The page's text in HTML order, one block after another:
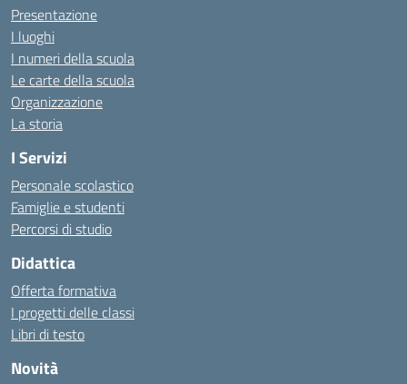
Presentazione
I luoghi
I numeri della scuola
Le carte della scuola
Organizzazione
La storia
I Servizi
Personale scolastico
Famiglie e studenti
Percorsi di studio
Didattica
Offerta formativa
I progetti delle classi
Libri di testo
Novità